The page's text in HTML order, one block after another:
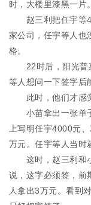
时，大楼里漆黑一片。
赵三利把任宇等4
家公司，任宇等人也
格。
22时后，阳光普
等人想问一下签字后
此时，他们才感觉
小苗拿出一张单子
上写明任宇4000元
万元。任宇等人当时
这时，赵三利和小
说，这字必须签，前
人拿出3万元。看到